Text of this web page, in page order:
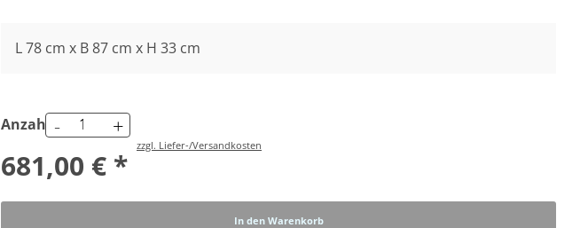
L 78 cm x B 87 cm x H 33 cm
Anzahl - +
681,00 € *
zzgl. Liefer-/Versandkosten
In den Warenkorb